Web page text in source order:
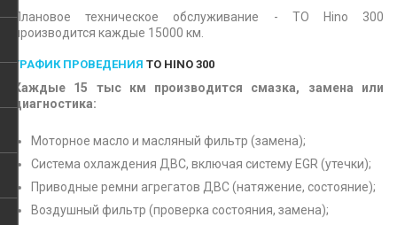
Плановое техническое обслуживание - ТО Hino 300
производится каждые 15000 км.
ГРАФИК ПРОВЕДЕНИЯ ТО HINO 300
Каждые 15 тыс км производится смазка, замена или
диагностика:
Моторное масло и масляный фильтр (замена);
Система охлаждения ДВС, включая систему EGR (утечки);
Приводные ремни агрегатов ДВС (натяжение, состояние);
Воздушный фильтр (проверка состояния, замена);